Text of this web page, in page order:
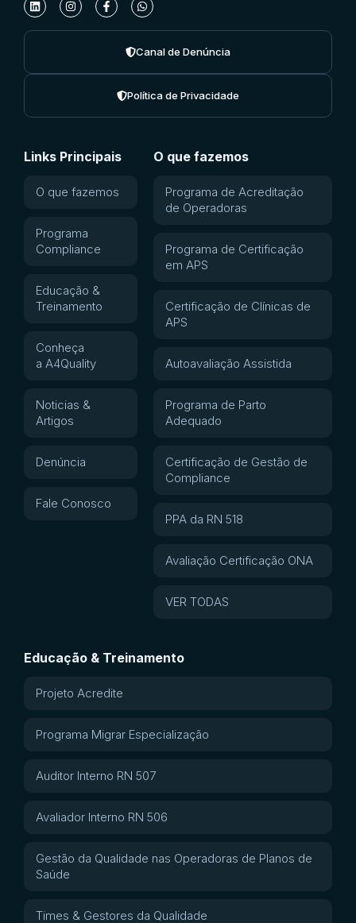
Canal de Denúncia
Política de Privacidade
Links Principais
O que fazemos
Programa
Compliance
Educação &
Treinamento
Conheça
a A4Quality
Noticias &
Artigos
Denúncia
Fale Conosco
O que fazemos
Programa de Acreditação
de Operadoras
Programa de Certificação
em APS
Certificação de Clínicas de
APS
Autoavaliação Assistida
Programa de Parto
Adequado
Certificação de Gestão de
Compliance
PPA da RN 518
Avaliação Certificação ONA
VER TODAS
Educação & Treinamento
Projeto Acredite
Programa Migrar Especialização
Auditor Interno RN 507
Avaliador Interno RN 506
Gestão da Qualidade nas Operadoras de Planos de
Saúde
Times & Gestores da Qualidade